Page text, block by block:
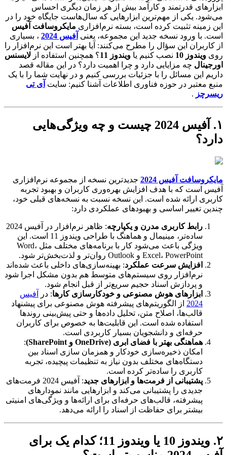
ابزارهای قدرتمند و کارآمد بیش از هر زمان دیگری احساس
می‌شود. یکی از مهم‌ترین ابزارهایی که سال‌هاست جایگاه خود را در
این زمینه تثبیت کرده است، بسته نرم‌افزاری مایکروسافت آفیس
است. با ورود نسخه جدید این مجموعه، یعنی آفیس 2024
، بسیاری
از کاربران این سؤال را مطرح می‌کنند: آیا بهتر است این نرم‌افزار را
روی ویندوز 10 نصب کنیم یا ویندوز 11 ؟ همچنین استفاده از لایسنس
اورجینال چه مزایایی دارد و چرا اهمیت دارد؟ در این مقاله قصد
داریم این مسائل را با جزئیات بررسی کنیم و در نهایت شما را با یک
منبع معتبر در حوزه فناوری اطلاعات آشنا کنیم: سایت آی تی
ریسرچز .
۱. آفیس 2024 چیست و چه ویژگی‌هایی
دارد؟
مایکروسافت آفیس 2024
جدیدترین نسخه از مجموعه نرم‌افزاری
آفیس است که با هدف افزایش بهره‌وری کاربران و بهبود تجربه
کاربری ارائه شده است. این نسخه نسبت به نسخه‌های قبلی خود،
چندین تغییر اساسی و بهبودهای عملکردی دارد:
رابط کاربری مدرن و یکپارچه
: ظاهر نرم‌افزار در آفیس 2024
ساده‌تر، مینیمال و هماهنگ با طراحی ویندوز 11 است. این
ویژگی باعث می‌شود کار با برنامه‌های مختلف مثل Word،
Excel، PowerPoint و Outlook روان‌تر و لذت‌بخش‌تر شود.
افزایش سرعت عملکرد: بهینه‌سازی‌های داخلی باعث شده‌اند
نرم‌افزار روی سیستم‌های متوسط هم بدون مشکل اجرا شود
و پردازش اسناد حجیم سریع‌تر از قبل انجام شود.
ابزارهای هوش مصنوعی و خودکارسازی کارها: در
آفیس
2024 از الگوریتم‌های پیشرفته هوش مصنوعی برای پیشنهاد
قالب‌ها، اصلاح متن، تحلیل داده‌ها و حتی پیش‌بینی روندها
استفاده شده است. این قابلیت‌ها به خصوص برای کاربران
حرفه‌ای و دانشجویان بسیار کاربردی است.
هماهنگی بهتر با فضای ابری (OneDrive و SharePoint)
:
امکان ذخیره‌سازی خودکار و همزمان سازی اسناد بین
دستگاه‌های مختلف بدون نیاز به تنظیمات پیچیده، تجربه
کاربری را ساده‌تر کرده است.
پشتیبانی از فرمت‌ها و ابزارهای جدید
: آفیس 2024 فرمت‌های
جدیدی را پشتیبانی می‌کند و ابزارهایی مانند نمودارهای
پیشرفته، قالب‌های حرفه‌ای برای ارائه‌ها و ویژگی‌های امنیتی
بیشتر برای حفاظت از اسناد را ارائه می‌دهد.
۲. ویندوز 10 یا ویندوز 11؛ کدام یک برای